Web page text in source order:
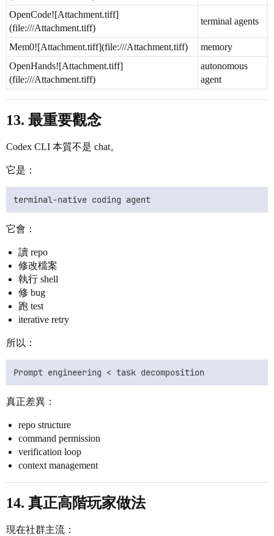
OpenCode![Attachment.tiff]
(file:///Attachment.tiff)
terminal agents
Mem0![Attachment.tiff](file:///Attachment.tiff)
memory
OpenHands![Attachment.tiff]
(file:///Attachment.tiff)
autonomous
agent
13. 最重要觀念
Codex CLI 本質不是 chat。
它是：
它會：
讀 repo
修改檔案
執行 shell
修 bug
跑 test
iterative retry
所以：
真正差異：
repo structure
command permission
verification loop
context management
14. 真正高階玩家做法
現在社群主流：